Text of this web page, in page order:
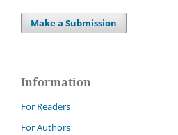
Make a Submission
Information
For Readers
For Authors